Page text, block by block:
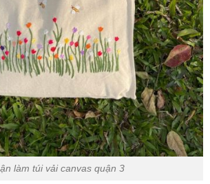
làm túi vải canvas quận 3